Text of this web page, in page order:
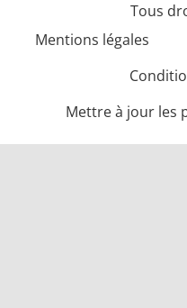
Tous
Mentions légales
Mettre à jour les